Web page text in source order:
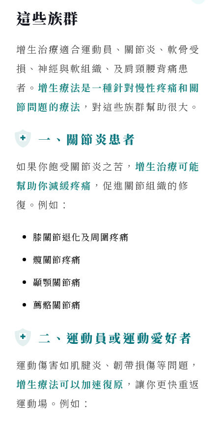
這些族群
增生治療適合運動員、關節炎、軟骨受
損、神經與軟組織、及肩頸腰背痛患
者。 增生療法是一種針對慢性疼痛和關
節問題的療法 ，對這些族群幫助很大。
一、關節炎患者
如果你飽受關節炎之苦， 增生治療可能
幫助你減緩疼痛 ，促進關節組織的修
復。例如：
膝關節退化及周圍疼痛
髖關節疼痛
顳顎關節痛
薦骼關節痛
二、運動員或運動愛好者
運動傷害如肌腱炎、韌帶損傷等問題，
增生療法可以加速復原 ，讓你更快重返
運動場。例如：